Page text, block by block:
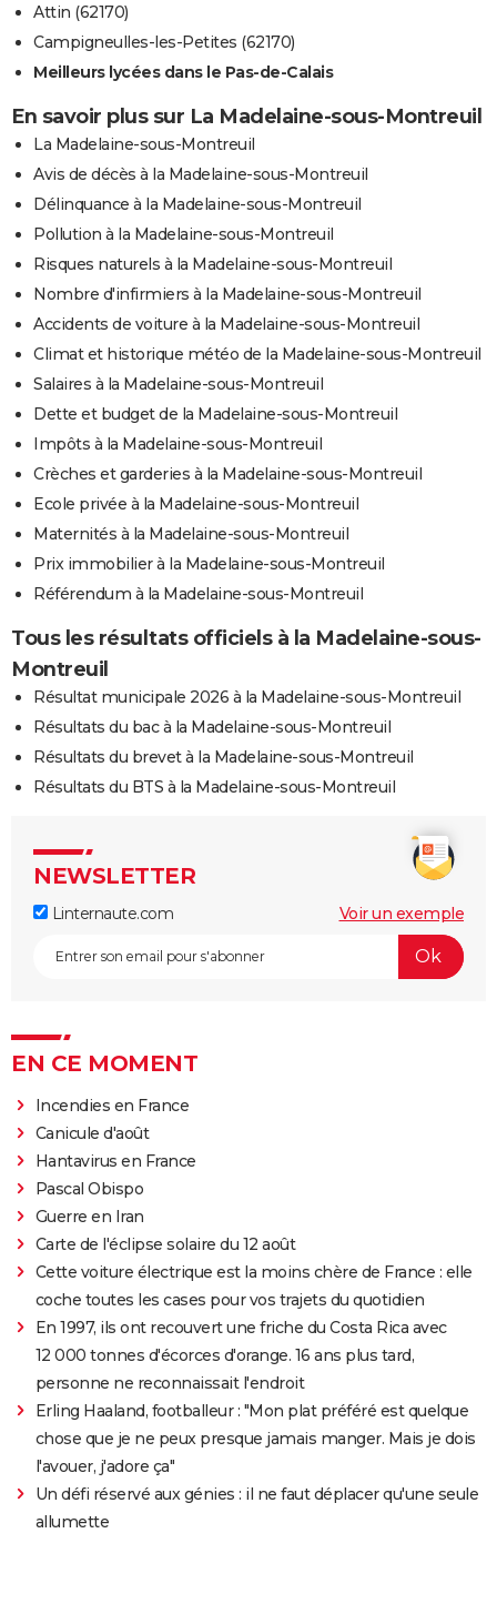
Attin (62170)
Campigneulles-les-Petites (62170)
Meilleurs lycées dans le Pas-de-Calais
En savoir plus sur La Madelaine-sous-Montreuil
La Madelaine-sous-Montreuil
Avis de décès à la Madelaine-sous-Montreuil
Délinquance à la Madelaine-sous-Montreuil
Pollution à la Madelaine-sous-Montreuil
Risques naturels à la Madelaine-sous-Montreuil
Nombre d'infirmiers à la Madelaine-sous-Montreuil
Accidents de voiture à la Madelaine-sous-Montreuil
Climat et historique météo de la Madelaine-sous-Montreuil
Salaires à la Madelaine-sous-Montreuil
Dette et budget de la Madelaine-sous-Montreuil
Impôts à la Madelaine-sous-Montreuil
Crèches et garderies à la Madelaine-sous-Montreuil
Ecole privée à la Madelaine-sous-Montreuil
Maternités à la Madelaine-sous-Montreuil
Prix immobilier à la Madelaine-sous-Montreuil
Référendum à la Madelaine-sous-Montreuil
Tous les résultats officiels à la Madelaine-sous-
Montreuil
Résultat municipale 2026 à la Madelaine-sous-Montreuil
Résultats du bac à la Madelaine-sous-Montreuil
Résultats du brevet à la Madelaine-sous-Montreuil
Résultats du BTS à la Madelaine-sous-Montreuil
NEWSLETTER
Linternaute.com Voir un exemple
EN CE MOMENT
Incendies en France
Canicule d'août
Hantavirus en France
Pascal Obispo
Guerre en Iran
Carte de l'éclipse solaire du 12 août
Cette voiture électrique est la moins chère de France : elle
coche toutes les cases pour vos trajets du quotidien
En 1997, ils ont recouvert une friche du Costa Rica avec
12 000 tonnes d'écorces d'orange. 16 ans plus tard,
personne ne reconnaissait l'endroit
Erling Haaland, footballeur : "Mon plat préféré est quelque
chose que je ne peux presque jamais manger. Mais je dois
l'avouer, j'adore ça"
Un défi réservé aux génies : il ne faut déplacer qu'une seule
allumette